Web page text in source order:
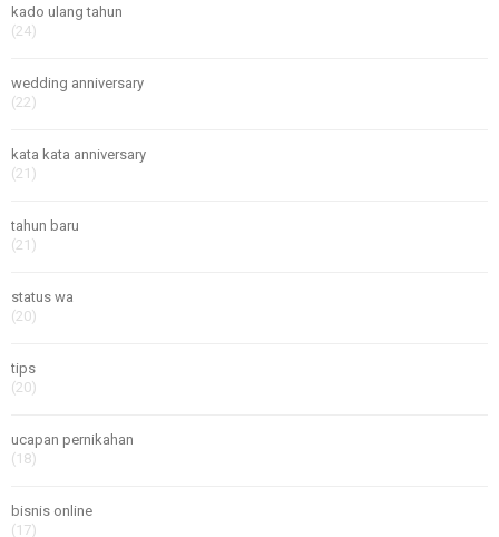
kado ulang tahun
(24)
wedding anniversary
(22)
kata kata anniversary
(21)
tahun baru
(21)
status wa
(20)
tips
(20)
ucapan pernikahan
(18)
bisnis online
(17)